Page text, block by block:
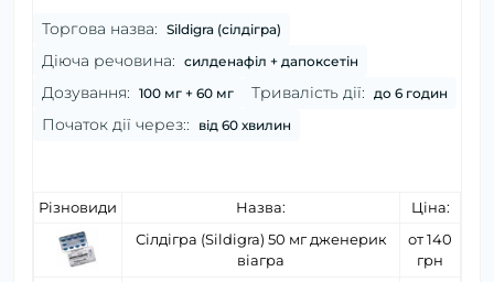
Торгова назва: Sildigra (сілдігра)
Діюча речовина: силденафіл + дапоксетін
Дозування: 100 мг + 60 мг Тривалість дії: до 6 годин
Початок дії через:: від 60 хвилин
Різновиди Назва:
Ціна:
Сілдігра (Sildigra) 50 мг дженерик
віагра
от 140
грн